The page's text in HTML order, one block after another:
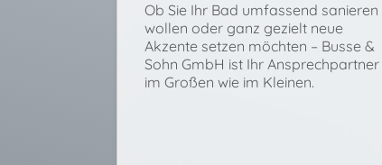
Ob Sie Ihr Bad umfassend sanieren
wollen oder ganz gezielt neue
Akzente setzen möchten – Busse &
Sohn GmbH ist Ihr Ansprechpartner
im Großen wie im Kleinen.